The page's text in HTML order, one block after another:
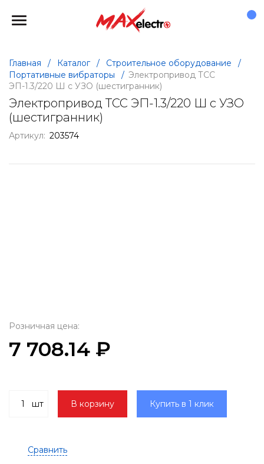
Главная / Каталог / Строительное оборудование
/
Портативные вибраторы
/ Электропривод ТСС
ЭП-1.3/220 Ш с УЗО (шестигранник)
Электропривод ТСС ЭП-1.3/220 Ш с УЗО
(шестигранник)
Артикул: 203574
Розничная цена:
7 708.14 ₽
шт В корзину Купить в 1 клик
Сравнить